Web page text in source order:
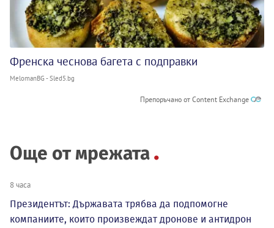
Френска чеснова багета с подправки
MelomanBG - Sled5.bg
Препоръчано от Content Exchange
Още от мрежата
8 часа
Президентът: Държавата трябва да подпомогне
компаниите, които произвеждат дронове и антидрон